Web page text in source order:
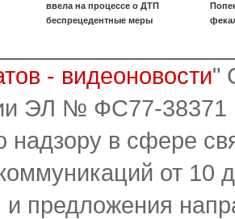
ввела на процессе о ДТП
беспрецедентные меры
- видеоновости"
ЭЛ № ФС77-38371
надзору в сфере
от 10
предложения